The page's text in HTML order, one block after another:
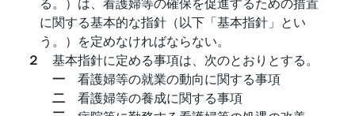
に関する基本的な指針（以下「基本指針」とい
う。）を定めなければならない。
２ 基本指針に定める事項は、次のとおりとする。
一 看護婦等の就業の動向に関する事項
二 看護婦等の養成に関する事項